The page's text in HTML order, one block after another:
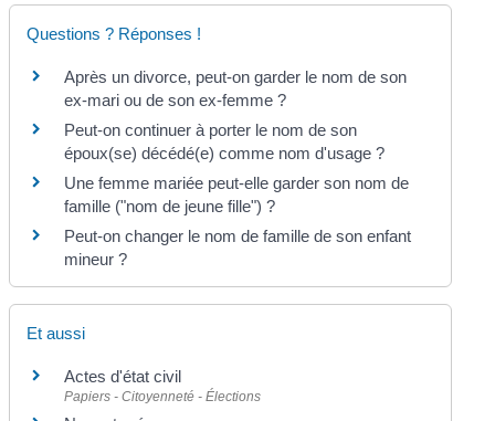
Questions ? Réponses !
Après un divorce, peut-on garder le nom de son
ex-mari ou de son ex-femme ?
Peut-on continuer à porter le nom de son
époux(se) décédé(e) comme nom d'usage ?
Une femme mariée peut-elle garder son nom de
famille ("nom de jeune fille") ?
Peut-on changer le nom de famille de son enfant
mineur ?
Et aussi
Actes d'état civil
Papiers - Citoyenneté - Élections